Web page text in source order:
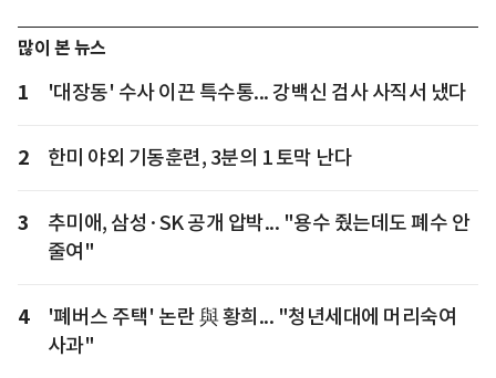
많이 본 뉴스
1 '대장동' 수사 이끈 특수통... 강백신 검사 사직서 냈다
2 한미 야외 기동훈련, 3분의 1 토막 난다
3
추미애, 삼성·SK 공개 압박... "용수 줬는데도 폐수 안
줄여"
4
'폐버스 주택' 논란 與 황희... "청년세대에 머리숙여
사과"